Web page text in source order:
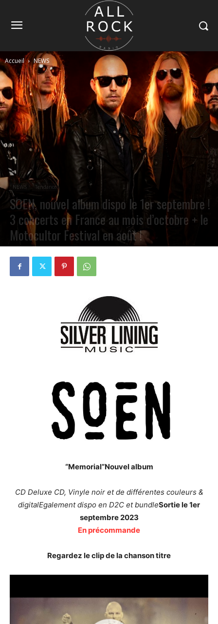
Accueil NEWS
NEWS Tendance
SOEN, nouvel album dispo le 1er septembre !
3 concerts en France au mois d’octobre + le
Motocultor Festival en août !
“Memorial”Nouvel album
CD Deluxe CD, Vinyle noir et de différentes couleurs &
digitalEgalement dispo en D2C et bundleSortie le 1er
septembre 2023
En précommande
Regardez le clip de la chanson titre